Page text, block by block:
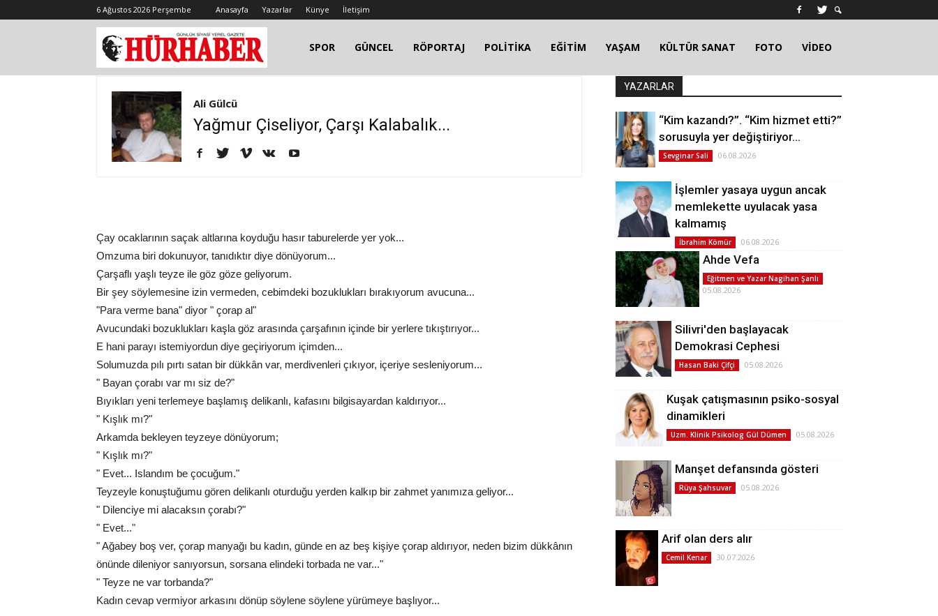
6 Ağustos 2026 Perşembe Anasayfa Yazarlar Künye İletişim
SPOR GÜNCEL RÖPORTAJ POLİTİKA EĞİTİM YAŞAM KÜLTÜR SANAT FOTO VİDEO
Ali Gülcü
Yağmur Çiseliyor, Çarşı Kalabalık...
Çay ocaklarının saçak altlarına koyduğu hasır taburelerde yer yok...
Omzuma biri dokunuyor, tanıdıktır diye dönüyorum...
Çarşaflı yaşlı teyze ile göz göze geliyorum.
Bir şey söylemesine izin vermeden, cebimdeki bozuklukları bırakıyorum avucuna...
"Para verme bana" diyor " çorap al"
Avucundaki bozuklukları kaşla göz arasında çarşafının içinde bir yerlere tıkıştırıyor...
E hani parayı istemiyordun diye geçiriyorum içimden...
Solumuzda pılı pırtı satan bir dükkân var, merdivenleri çıkıyor, içeriye sesleniyorum...
" Bayan çorabı var mı siz de?"
Bıyıkları yeni terlemeye başlamış delikanlı, kafasını bilgisayardan kaldırıyor...
" Kışlık mı?"
Arkamda bekleyen teyzeye dönüyorum;
" Kışlık mı?"
" Evet... Islandım be çocuğum."
Teyzeyle konuştuğumu gören delikanlı oturduğu yerden kalkıp bir zahmet yanımıza geliyor...
" Dilenciye mi alacaksın çorabı?"
" Evet..."
" Ağabey boş ver, çorap manyağı bu kadın, günde en az beş kişiye çorap aldırıyor, neden bizim dükkânın
önünde dileniyor sanıyorsun, sorsana elindeki torbada ne var..."
" Teyze ne var torbanda?"
Kadın cevap vermiyor arkasını dönüp söylene söylene yürümeye başlıyor...
YAZARLAR
“Kim kazandı?”. “Kim hizmet etti?”
sorusuyla yer değiştiriyor…
Sevginar Sali 06.08.2026
İşlemler yasaya uygun ancak
memlekette uyulacak yasa
kalmamış
İbrahim Kömür 06.08.2026
Ahde Vefa
Eğitmen ve Yazar Nagihan Şanlı
05.08.2026
Silivri'den başlayacak
Demokrasi Cephesi
Hasan Baki Çifçi 05.08.2026
Kuşak çatışmasının psiko-sosyal
dinamikleri
Uzm. Klinik Psikolog Gül Dümen 05.08.2026
Manşet defansında gösteri
Rüya Şahsuvar 05.08.2026
Arif olan ders alır
Cemil Kenar 30.07.2026